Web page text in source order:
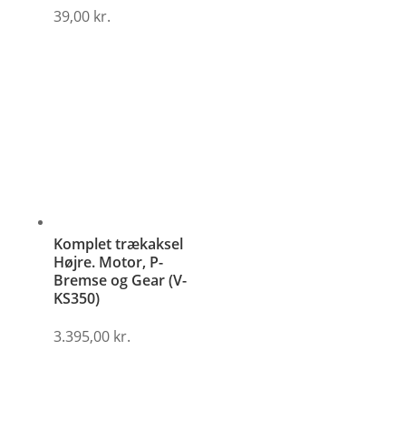
39,00 kr.
Komplet trækaksel
Højre. Motor, P-
Bremse og Gear (V-
KS350)
3.395,00 kr.